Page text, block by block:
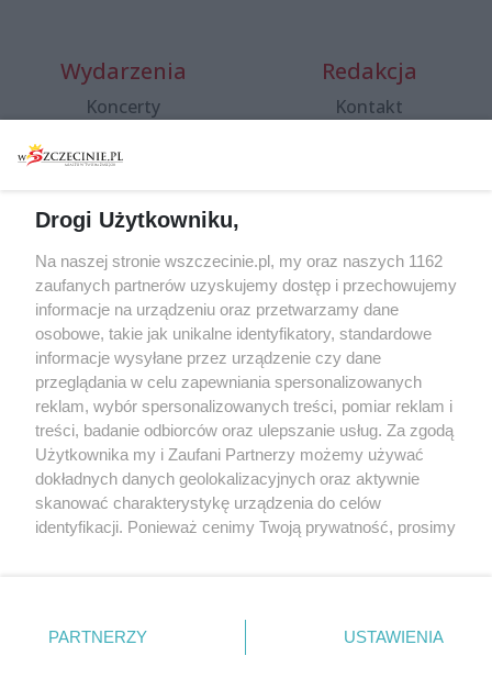
Wydarzenia
Koncerty
Spacery i oprowadzania
targi
Wernisaże
Więcej
Redakcja
Kontakt
Specjalny koncert z okazji
20. urodzin portalu
wSzczecinie.pl
Regulamin konkursów
śniadaniówka "Hej
Szczecin! Jest piątek!"
Partnerzy
Praca Szczecin
Drogi Użytkowniku,
Na naszej stronie wszczecinie.pl, my oraz naszych 1162
zaufanych partnerów uzyskujemy dostęp i przechowujemy
informacje na urządzeniu oraz przetwarzamy dane
osobowe, takie jak unikalne identyfikatory, standardowe
informacje wysyłane przez urządzenie czy dane
przeglądania w celu zapewniania spersonalizowanych
reklam, wybór spersonalizowanych treści, pomiar reklam i
treści, badanie odbiorców oraz ulepszanie usług. Za zgodą
Użytkownika my i Zaufani Partnerzy możemy używać
dokładnych danych geolokalizacyjnych oraz aktywnie
skanować charakterystykę urządzenia do celów
identyfikacji. Ponieważ cenimy Twoją prywatność, prosimy
prywatności znajdujący się w lewym dolnym rogu strony
. Niektóre rodzaje przetwarzania danych nie wymagają
PARTNERZY USTAWIENIA